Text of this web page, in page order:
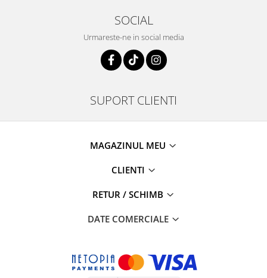
SOCIAL
Urmareste-ne in social media
SUPORT CLIENTI
MAGAZINUL MEU
CLIENTI
RETUR / SCHIMB
DATE COMERCIALE